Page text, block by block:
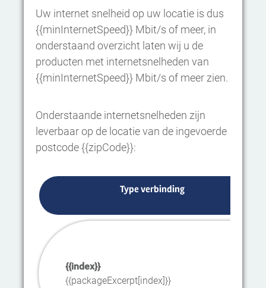
Uw internet snelheid op uw locatie is dus
{{minInternetSpeed}} Mbit/s of meer, in
onderstaand overzicht laten wij u de
producten met internetsnelheden van
{{minInternetSpeed}} Mbit/s of meer zien.
Onderstaande internetsnelheden zijn
leverbaar op de locatie van de ingevoerde
postcode {{zipCode}}:
Type verbinding
{{index}}
{{packageExcerpt[index]}}